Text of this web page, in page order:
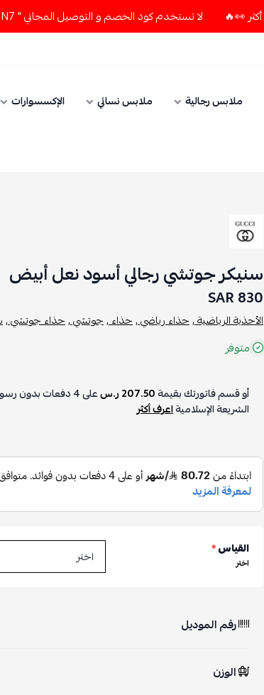
لا تستخدم كود الخصم و التوصيل المجاني " N7 " إلا إذا طلبت قطعتين أو أكثر 👀🔥
ملابس رجالية ملابس نسائي
الإكسسوارات
سنيكر جوتشي رجالي أسود نعل أبيض
830 SAR
الأحذية الرياضية ,حذاء رياضي ,حذاء ,جوتشي ,حذاء جوتشي ,
متوفر
أو قسم فاتورتك بقيمة207.50 ر.س على4دفعات بدون
الشريعة الإسلاميةاعرف أكثر
القياس*
اختر
رقم الموديل
الوزن